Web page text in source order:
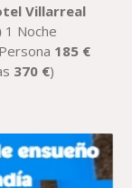
Villarreal
1 Noche
185 €
370 €)